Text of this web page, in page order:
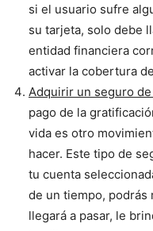
si el usuario sufre
su tarjeta, solo debe
entidad financiera
activar la cobertura
Adquirir un seguro
pago de la
vida es otro
hacer. Este tipo de
tu cuenta
de un tiempo,
llegará a pasar, le